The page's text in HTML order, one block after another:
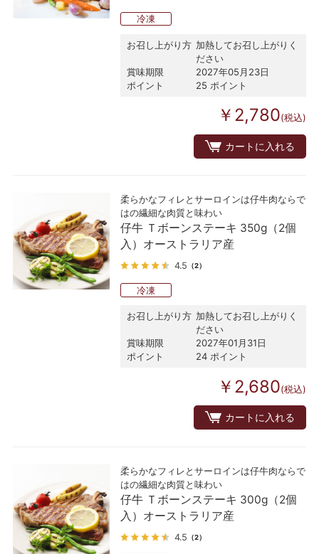
冷凍
お召し上がり方 加熱してお召し上がりく
ださい
賞味期限
2027年05月23日
ポイント
25 ポイント
￥2,780(税込)
カートに入れる
柔らかなフィレとサーロインは仔牛肉ならで
はの繊細な肉質と味わい
仔牛 Ｔボーンステーキ 350g（2個
入）オーストラリア産
4.5 （2）
冷凍
お召し上がり方 加熱してお召し上がりく
ださい
賞味期限
2027年01月31日
ポイント
24 ポイント
￥2,680(税込)
カートに入れる
柔らかなフィレとサーロインは仔牛肉ならで
はの繊細な肉質と味わい
仔牛 Ｔボーンステーキ 300g（2個
入）オーストラリア産
4.5 （2）